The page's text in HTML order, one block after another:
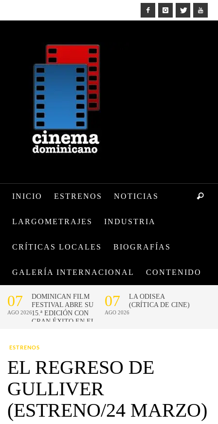
INICIO ESTRENOS NOTICIAS
LARGOMETRAJES INDUSTRIA
CRÍTICAS LOCALES BIOGRAFÍAS
GALERÍA INTERNACIONAL CONTENIDO
ESTRENOS
EL REGRESO DE
GULLIVER
(ESTRENO/24 MARZO)